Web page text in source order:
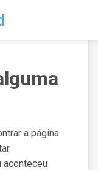
a página
aconteceu